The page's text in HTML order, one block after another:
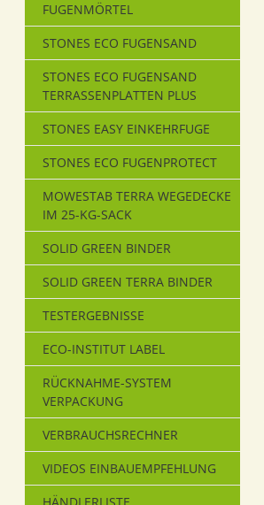
FUGENMÖRTEL
STONES ECO FUGENSAND
STONES ECO FUGENSAND
TERRASSENPLATTEN PLUS
STONES EASY EINKEHRFUGE
STONES ECO FUGENPROTECT
MOWESTAB TERRA WEGEDECKE
IM 25-KG-SACK
SOLID GREEN BINDER
SOLID GREEN TERRA BINDER
TESTERGEBNISSE
ECO-INSTITUT LABEL
RÜCKNAHME-SYSTEM
VERPACKUNG
VERBRAUCHSRECHNER
VIDEOS EINBAUEMPFEHLUNG